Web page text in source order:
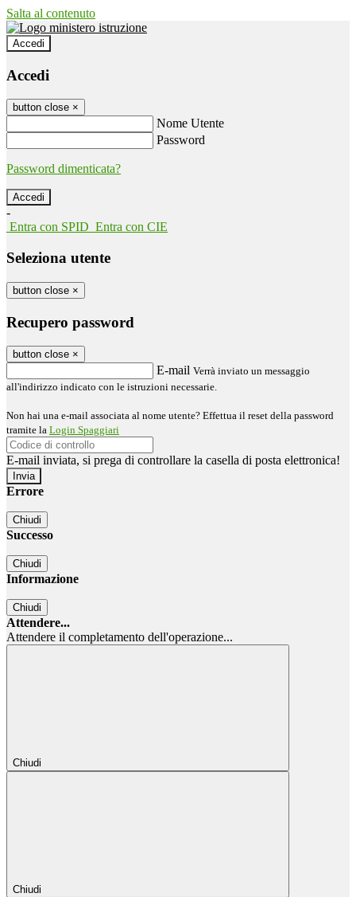
Salta al contenuto
Accedi
Accedi
button close ×
Nome Utente
Password
Password dimenticata?
-
Entra con SPID Entra con CIE
Seleziona utente
button close ×
Recupero password
button close ×
E-mail Verrà inviato un messaggio
all'indirizzo indicato con le istruzioni necessarie.
Non hai una e-mail associata al nome utente? Effettua il reset della password
tramite la Login Spaggiari
E-mail inviata, si prega di controllare la casella di posta elettronica!
Errore
Chiudi
Successo
Chiudi
Informazione
Chiudi
Attendere...
Attendere il completamento dell'operazione...
Chiudi
Chiudi